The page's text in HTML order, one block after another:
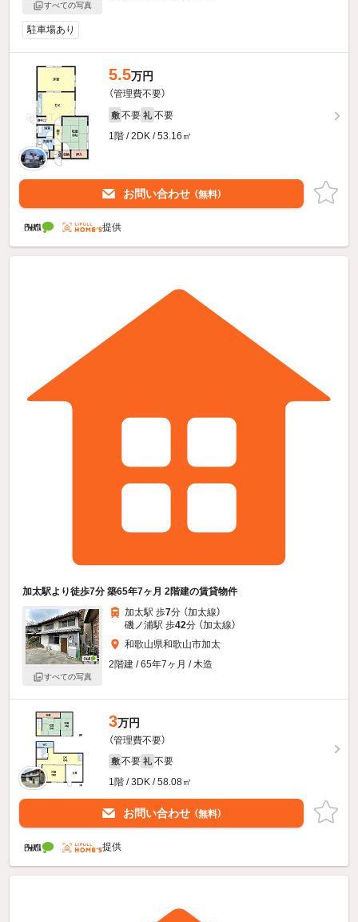
すべての写真
駐車場あり
5.5万円
（管理費不要）
敷 不要 礼 不要
1階 / 2DK / 53.16㎡
お問い合わせ （無料）
提供
加太駅より徒歩7分 築65年7ヶ月 2階建の賃貸物件
すべての写真
加太駅 歩7分 （加太線）
磯ノ浦駅 歩42分 （加太線）
和歌山県和歌山市加太
2階建 / 65年7ヶ月 / 木造
3万円
（管理費不要）
敷 不要 礼 不要
1階 / 3DK / 58.08㎡
お問い合わせ （無料）
提供